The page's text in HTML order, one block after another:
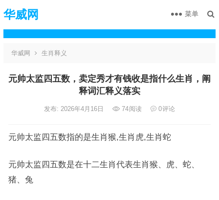
华威网 菜单
华威网 生肖释义
元帅太监四五数，卖定秀才有钱收是指什么生肖，阐
释词汇释义落实
发布: 2026年4月16日 74阅读 0评论
元帅太监四五数指的是生肖猴,生肖虎,生肖蛇
元帅太监四五数是在十二生肖代表生肖猴、虎、蛇、
猪、兔